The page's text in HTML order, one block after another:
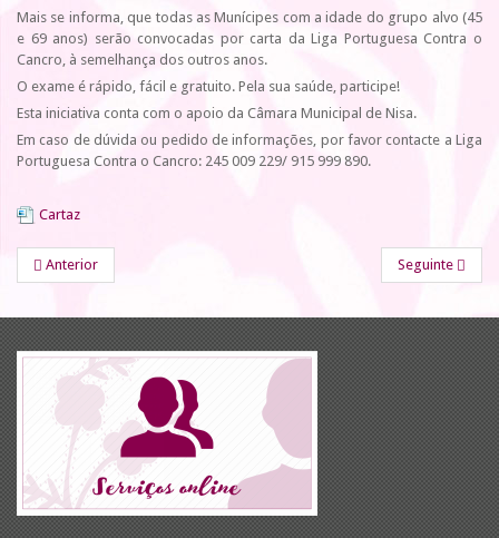
Mais se informa, que todas as Munícipes com a idade do grupo alvo (45
e 69 anos) serão convocadas por carta da Liga Portuguesa Contra o
Cancro, à semelhança dos outros anos.
O exame é rápido, fácil e gratuito. Pela sua saúde, participe!
Esta iniciativa conta com o apoio da Câmara Municipal de Nisa.
Em caso de dúvida ou pedido de informações, por favor contacte a Liga
Portuguesa Contra o Cancro: 245 009 229/ 915 999 890.
Cartaz
Anterior Seguinte